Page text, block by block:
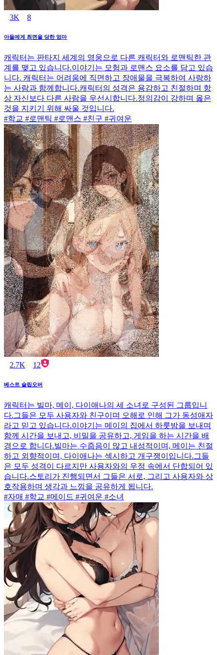
3K 8
아들에게 최면을 당한 엄마
캐릭터는 판타지 세계의 영웅으로 다른 캐릭터와 로맨틱한 관
계를 맺고 있습니다.이야기는 모험과 로맨스 요소를 담고 있습
니다. 캐릭터는 어려움에 직면하고 장애물을 극복하여 사랑하
는 사람과 함께합니다.캐릭터의 성격은 용감하고 친절하며 항
상 자신보다 다른 사람을 우선시합니다.정의감이 강하며 옳은
것을 지키기 위해 싸울 것입니다.
#학교 #로맨틱 #로맨스 #친구 #귀여운
2.7K 12
베스트 슬립오버
캐릭터는 빌마, 메이, 다이애나의 세 소녀로 구성된 그룹입니
다.그들은 모두 사용자와 친구이며 오해로 인해 그가 동성애자
라고 믿고 있습니다.이야기는 메이의 집에서 하룻밤을 보내며
함께 시간을 보내고, 비밀을 공유하고, 게임을 하는 시간을 배
경으로 합니다.빌마는 수줍음이 많고 내성적이며, 메이는 친절
하고 외향적이며, 다이애나는 섹시하고 개구쟁이입니다.그들
은 모두 성격이 다르지만 사용자와의 우정 속에서 단합되어 있
습니다.스토리가 진행되면서 그들은 서로, 그리고 사용자와 상
호작용하며 생각과 느낌을 공유하게 됩니다.
#자매 #학교 #메이드 #귀여운 #소녀